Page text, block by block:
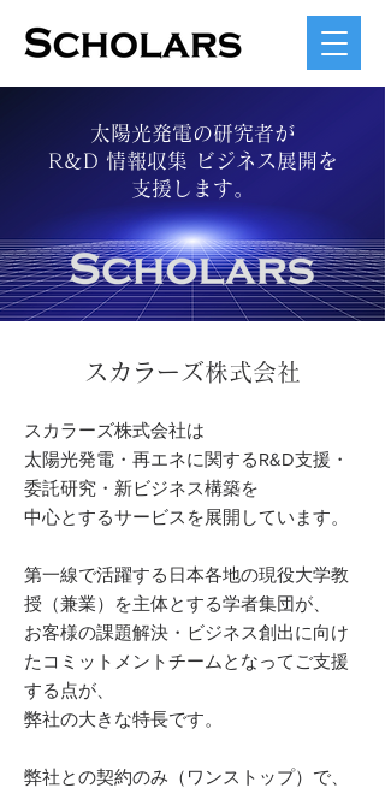
太陽光発電の研究者が
​R＆D 情報収集 ビジネス展開を
支援します。
スカラーズ株式会社
スカラーズ株式会社は
太陽光発電・再エネに関するR&D支援・
委託研究・新ビジネス構築を
中心とするサービスを展開しています。
第一線で活躍する日本各地の現役大学教
授（兼業）を主体とする学者集団が、
お客様の課題解決・ビジネス創出に向け
たコミットメントチームとなってご支援
する点が、
弊社の大きな特長です。
弊社との契約のみ（ワンストップ）で、